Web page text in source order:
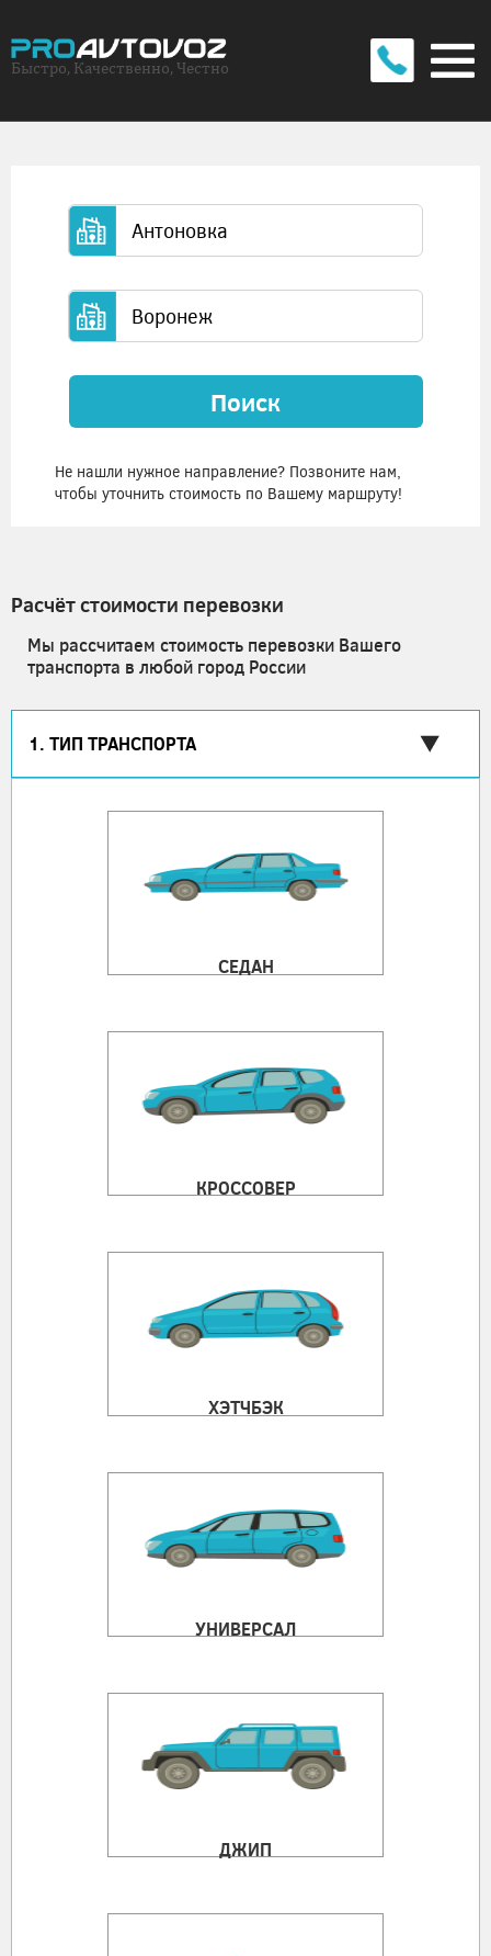
Быстро, Качественно, Честно
Поиск
Не нашли нужное направление? Позвоните нам,
чтобы уточнить стоимость по Вашему маршруту!
Расчёт стоимости перевозки
Мы рассчитаем стоимость перевозки Вашего
транспорта в любой город России
1. ТИП ТРАНСПОРТА
СЕДАН
КРОССОВЕР
ХЭТЧБЭК
УНИВЕРСАЛ
ДЖИП